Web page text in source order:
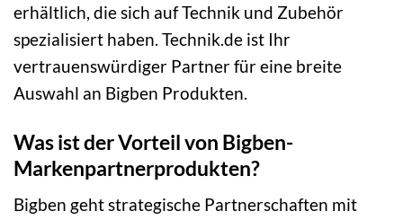
erhältlich, die sich auf Technik und Zubehör
spezialisiert haben. Technik.de ist Ihr
vertrauenswürdiger Partner für eine breite
Auswahl an Bigben Produkten.
Was ist der Vorteil von Bigben-
Markenpartnerprodukten?
Bigben geht strategische Partnerschaften mit